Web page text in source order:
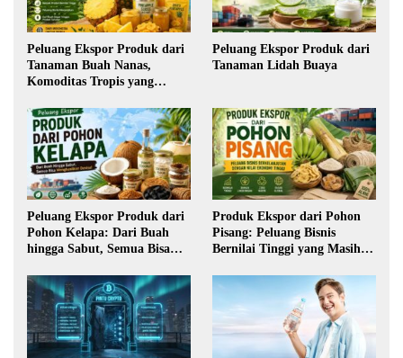
Peluang Ekspor Produk dari
Tanaman Buah Nanas,
Komoditas Tropis yang
Peluang Ekspor Produk dari
Tanaman Lidah Buaya
Peluang Ekspor Produk dari
Pohon Kelapa: Dari Buah
hingga Sabut, Semua Bisa
Produk Ekspor dari Pohon
Pisang: Peluang Bisnis
Bernilai Tinggi yang Masih